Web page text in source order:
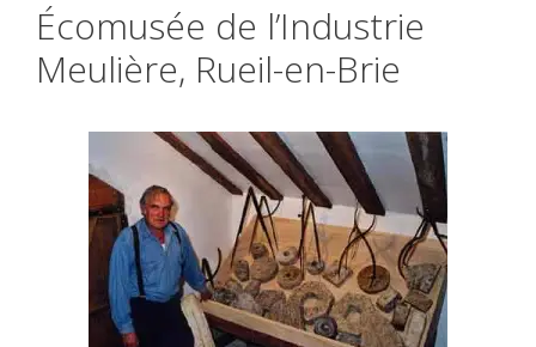
Écomusée de l’Industrie
Meulière, Rueil-en-Brie